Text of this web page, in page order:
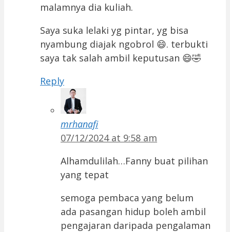
malamnya dia kuliah.
Saya suka lelaki yg pintar, yg bisa
nyambung diajak ngobrol 😄. terbukti
saya tak salah ambil keputusan 😄🤣
Reply
mrhanafi
07/12/2024 at 9:58 am
Alhamdulilah…Fanny buat pilihan
yang tepat
semoga pembaca yang belum
ada pasangan hidup boleh ambil
pengajaran daripada pengalaman